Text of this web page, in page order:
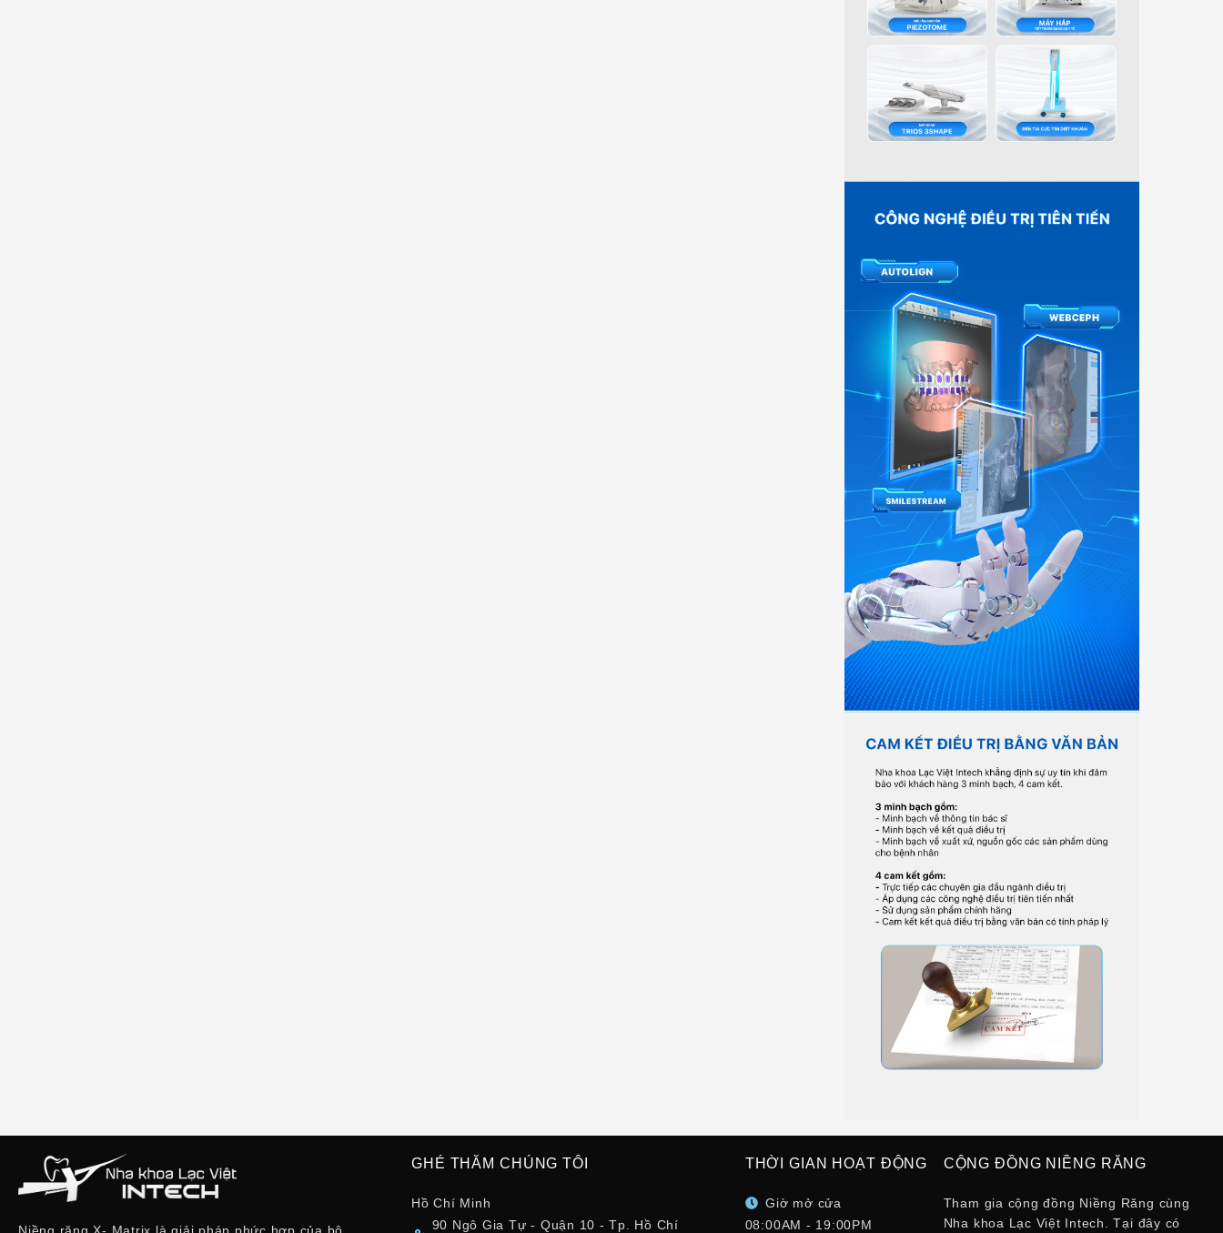
GHÉ THĂM CHÚNG TÔI
Hồ Chí Minh
90 Ngô Gia Tự - Quận 10 - Tp. Hồ Chí
THỜI GIAN HOẠT ĐỘNG
Giờ mở cửa
08:00AM - 19:00PM
CỘNG ĐỒNG NIỀNG RĂNG
Tham gia cộng đồng Niềng Răng cùng
Nha khoa Lạc Việt Intech. Tại đây có